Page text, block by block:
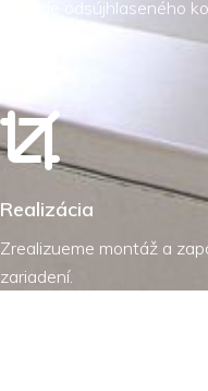
základe odsújhlaseného
Realizácia
Zrealizueme montáž a
zariadení.